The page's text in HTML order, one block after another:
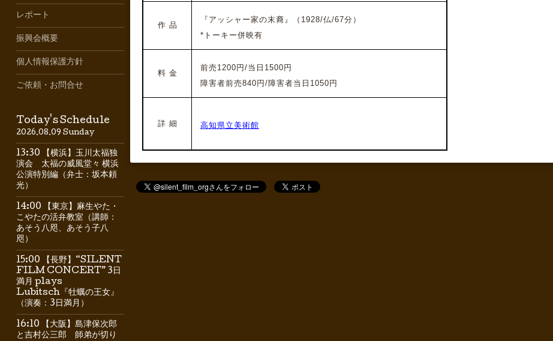
作 品
『アッシャー家の末裔』
（1928/仏/67分）
*トーキー併映有
料 金
前売1200円/当日1500円
障害者前売840円/障害者当日1050円
詳 細 高知県立美術館
レポート
振興会概要
個人情報保護方針
ご依頼・お問合せ
Today's Schedule
2026.08.09 Sunday
13:30 【横浜】玉川太福独
演会 太福の威風堂々 横浜
公演特別編（弁士：坂本頼
光）
14:00 【東京】麻生やた・
こやたの活弁教室（講師：
あそう八咫、あそう子八
咫）
15:00 【長野】“SILENT
FILM CONCERT” 3日
満月 plays
Lubitsch『牡蠣の王女』
（演奏：3日満月）
16:10 【大阪】島津保次郎
と吉村公三郎 師弟が切り